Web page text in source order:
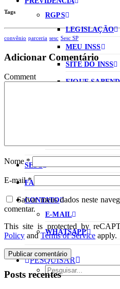
RGPS
LEGISLAÇÃO
MEU INSS
SITE DO INSS
FIQUE
SESC
FAQ
CONTATO
E-MAIL
WHATSAPP
PESQUISAR
Tags
convênio parceria sesc Sesc SP
Adicionar Comentário
Comment
Nome*
E-mail*
Salvar meus dados neste
comentar.
This site is protected by
Policy andTerms of Service apply.
Posts recentes